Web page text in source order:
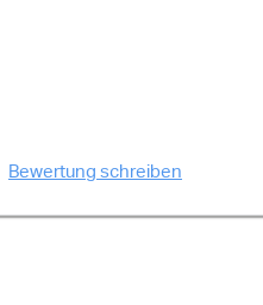
Bewertung schreiben